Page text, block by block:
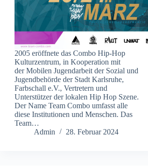
2005 eröffnete das Combo Hip-Hop
Kulturzentrum, in Kooperation mit
der Mobilen Jugendarbeit der Sozial und
Jugendbehörde der Stadt Karlsruhe,
Farbschall e.V., Vertretern und
Unterstützer der lokalen Hip Hop Szene.
Der Name Team Combo umfasst alle
diese Institutionen und Menschen. Das
Team…
Admin
28. Februar 2024